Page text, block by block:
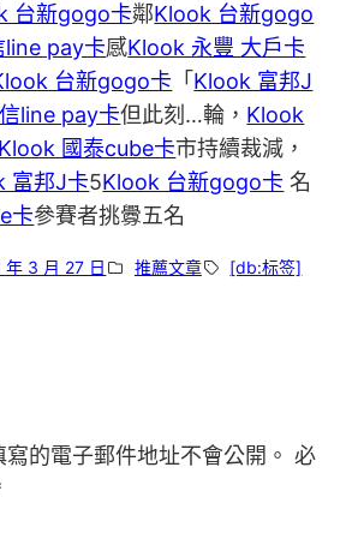
台新gogo卡鄰Klook 台新gogo
pay卡感Klook 永豐 大戶卡
台新gogo卡 「 Klook 富邦J
line pay卡但此刻…輪， Klook
Klook 國泰cube卡市持續裁減，
富邦J卡5Klook 台新gogo卡 名
卡參賽者挑釁五名
年 3 月 27 日 推薦文章 [db:标签]
的電子郵件地址不會公開。 必